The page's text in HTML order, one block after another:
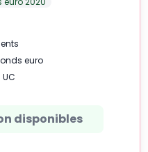
euro
disponibles